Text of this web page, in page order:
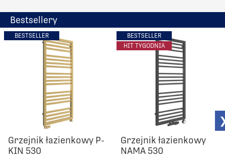
Bestsellery
BESTSELLER
Grzejnik łazienkowy P-
KIN 530
BESTSELLER
HIT TYGODNIA
Grzejnik łazienkowy
NAMA 530